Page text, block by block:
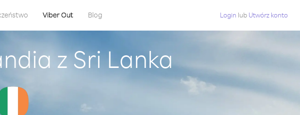
Viber Out Blog Login lub Utwórz konto
z Sri Lanka